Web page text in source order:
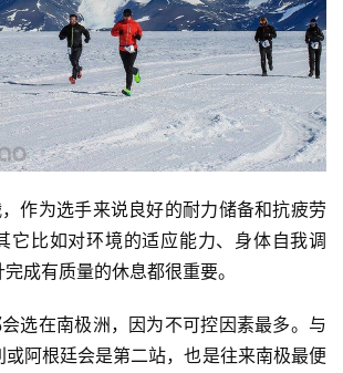
作为选手来说良好的耐力储备和抗疲劳
它比如对环境的适应能力、身体自我调
成有质量的休息都很重要。
选在南极洲，因为不可控因素最多。与
或阿根廷会是第二站，也是往来南极最便